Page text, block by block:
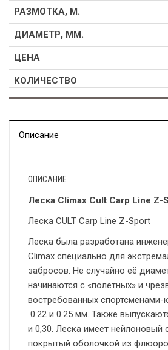
Описание
ОПИСАНИЕ
Леска Climax Cult Carp Line Z-
Леска CULT Carp Line Z-Sport
Леска была разработана
Climax специально для
забросов. Не случайно её
начинаются с «полетных» и
востребованных спортсменами-
0.22 и 0.25 мм. Также
и 0,30. Леска имеет нейлоновый
покрытый оболочкой из